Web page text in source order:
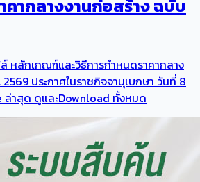
คากลางงานก่อสร้าง ฉบับ
หลักเกณฑ์และวิธีการกําหนดราคากลาง
ประกาศในราชกิจจานุเบกษา วันที่ 8
ล่าสุด ดูและDownload ทั้งหมด